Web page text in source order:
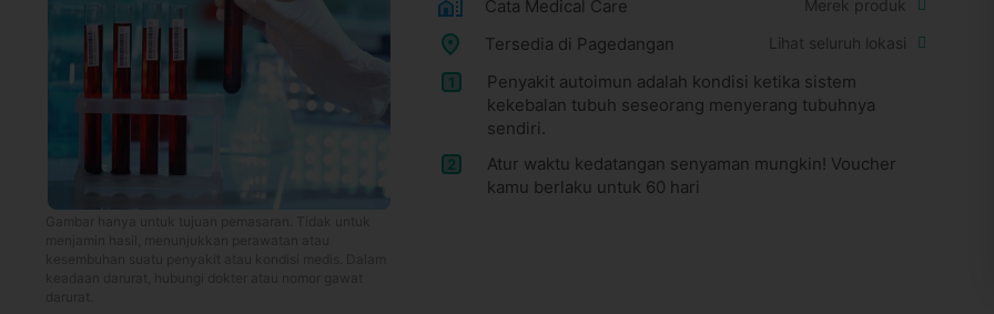
Cata Medical Care Merek produk
Tersedia di Pagedangan Lihat seluruh lokasi
1
Penyakit autoimun adalah kondisi ketika sistem
kekebalan tubuh seseorang menyerang tubuhnya
sendiri.
2
Atur waktu kedatangan senyaman mungkin! Voucher
kamu berlaku untuk 60 hari